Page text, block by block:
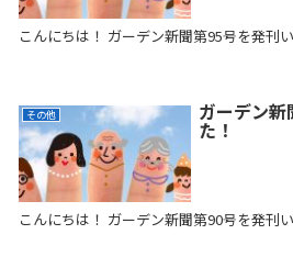
こんにちは！ ガーデン新聞第95号を発刊
その他 ガーデン
た！
こんにちは！ ガーデン新聞第90号を発刊